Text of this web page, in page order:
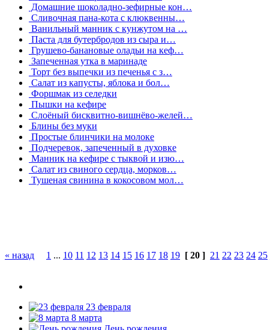
Домашние шоколадно-зефирные кон…
Сливочная пана-кота с клюквенны…
Ванильный манник с кунжутом на …
Паста для бутербродов из сыра и…
Грушево-банановые оладьи на кеф…
Запеченная утка в маринаде
Торт без выпечки из печенья с з…
Салат из капусты, яблока и бол…
Форшмак из селедки
Пышки на кефире
Слоёный бисквитно-вишнёво-желей…
Блины без муки
Простые блинчики на молоке
Подчеревок, запеченный в духовке
Манник на кефире с тыквой и изю…
Салат из свиного сердца, морков…
Тушеная свинина в кокосовом мол…
« назад 1 ... 10 11 12 13 14 15 16 17 18 19 [ 20 ] 21 22 23 24 25
23 февраля
8 марта